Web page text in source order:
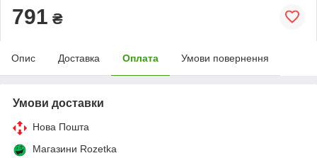
791 ₴
Опис Доставка Оплата Умови повернення
Умови доставки
Нова Пошта
Магазини Rozetka